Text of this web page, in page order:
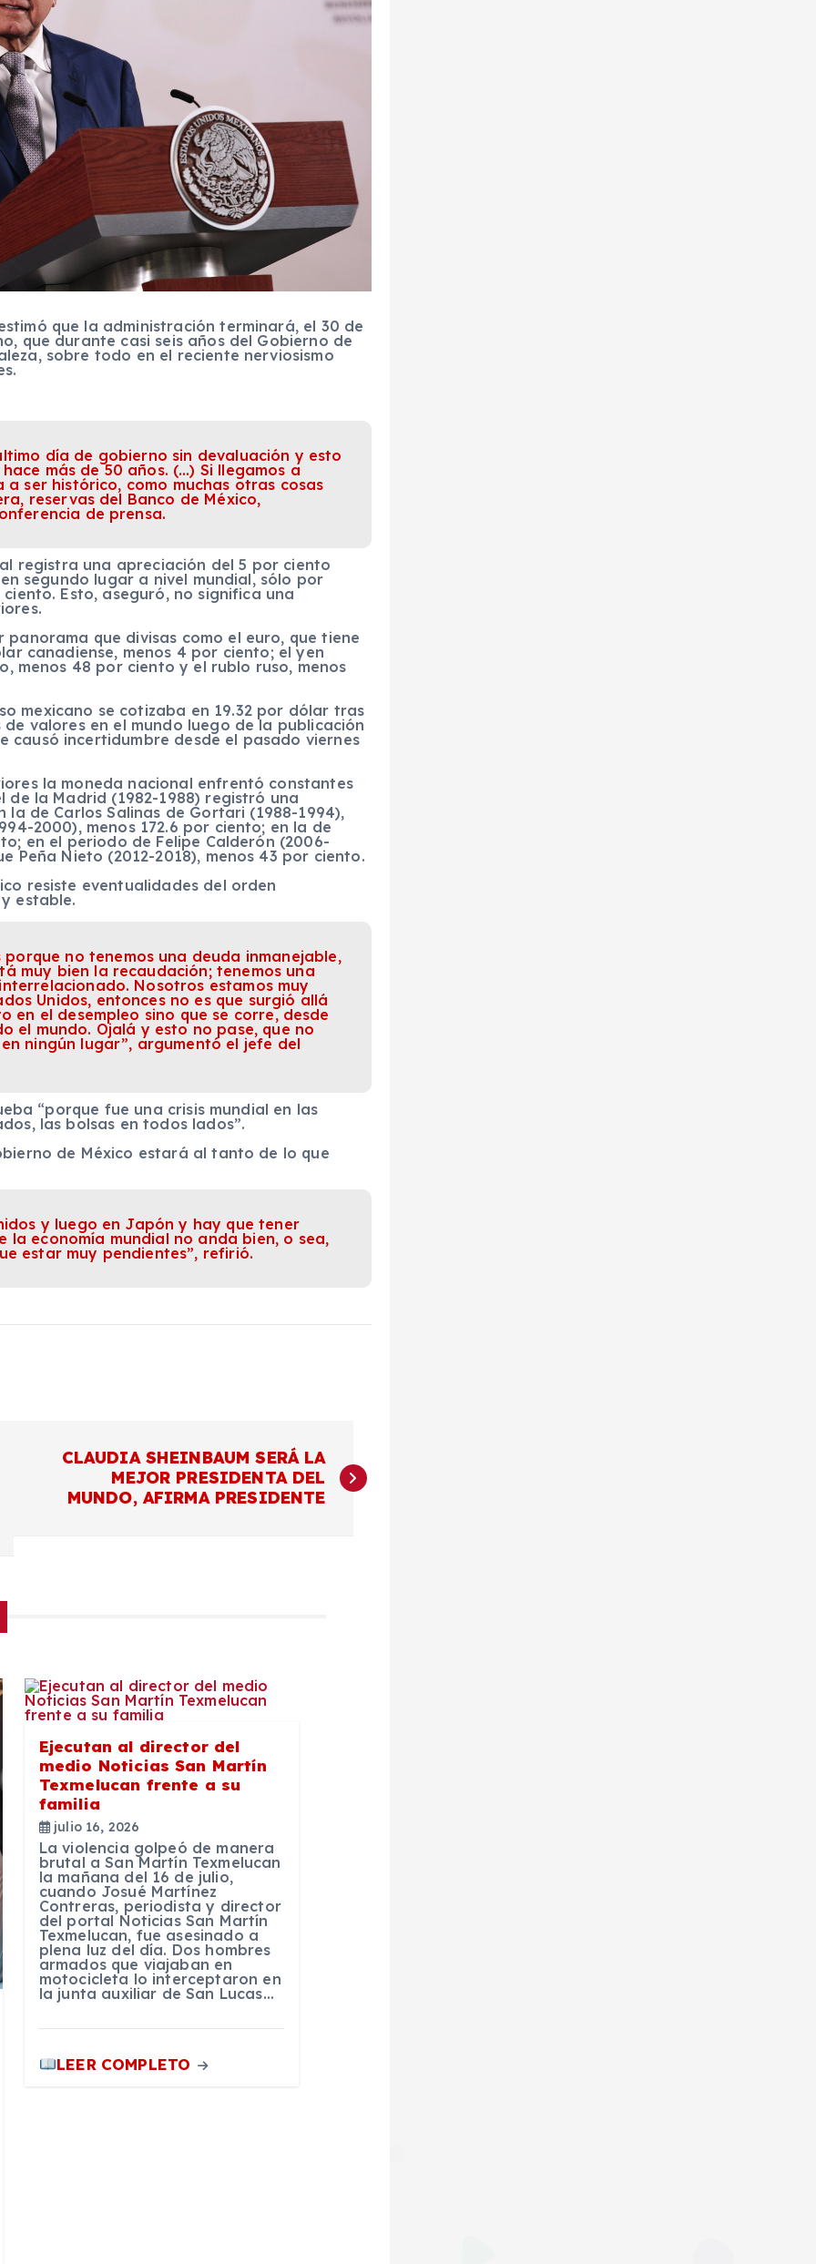
que la administración terminará, el 30 de
que durante casi seis años del Gobierno de
sobre todo en el reciente nerviosismo
día de gobierno sin devaluación y esto
más de 50 años. (…) Si llegamos a
ser histórico, como muchas otras cosas
reservas del Banco de México,
de prensa.
registra una apreciación del 5 por ciento
segundo lugar a nivel mundial, sólo por
Esto, aseguró, no significa una
que divisas como el euro, que tiene
canadiense, menos 4 por ciento; el yen
menos 48 por ciento y el rublo ruso, menos
mexicano se cotizaba en 19.32 por dólar tras
valores en el mundo luego de la publicación
causó incertidumbre desde el pasado viernes
la moneda nacional enfrentó constantes
de la Madrid (1982-1988) registró una
de Carlos Salinas de Gortari (1988-1994),
2000), menos 172.6 por ciento; en la de
en el periodo de Felipe Calderón (2006-
Peña Nieto (2012-2018), menos 43 por ciento.
resiste eventualidades del orden
estable.
no tenemos una deuda inmanejable,
muy bien la recaudación; tenemos una
Nosotros estamos muy
Unidos, entonces no es que surgió allá
en el desempleo sino que se corre, desde
el mundo. Ojalá y esto no pase, que no
ningún lugar”, argumentó el jefe del
“porque fue una crisis mundial en las
las bolsas en todos lados”.
de México estará al tanto de lo que
y luego en Japón y hay que tener
la economía mundial no anda bien, o sea,
estar muy pendientes”, refirió.
CLAUDIA SHEINBAUM SERÁ LA
MEJOR PRESIDENTA DEL
MUNDO, AFIRMA PRESIDENTE
Ejecutan al director del
medio Noticias San Martín
Texmelucan frente a su
familia
julio 16, 2026
La violencia golpeó de manera
brutal a San Martín Texmelucan
la mañana del 16 de julio,
cuando Josué Martínez
Contreras, periodista y director
del portal Noticias San Martín
Texmelucan, fue asesinado a
plena luz del día. Dos hombres
armados que viajaban en
motocicleta lo interceptaron en
la junta auxiliar de San Lucas…
LEER COMPLETO